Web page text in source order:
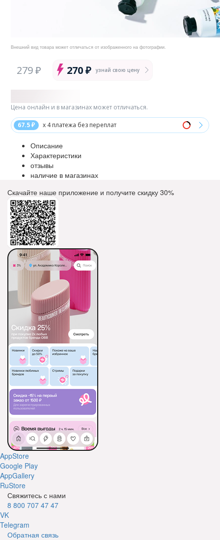
Внешний вид товара может отличаться от изображенного на фотографии.
279 ₽ 270 ₽ узнай свою цену
67.5 ₽ x 4 платежа без переплат
Цена онлайн и в магазинах может отличаться.
Описание
Характеристики
отзывы
наличие в магазинах
Скачайте наше приложение и получите скидку 30%
AppStore
Google Play
AppGallery
RuStore
Свяжитесь с нами
8 800 707 47 47
VK
Telegram
Обратная связь